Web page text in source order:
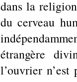
dans la
du cerveau
étrangère
l’ouvrier